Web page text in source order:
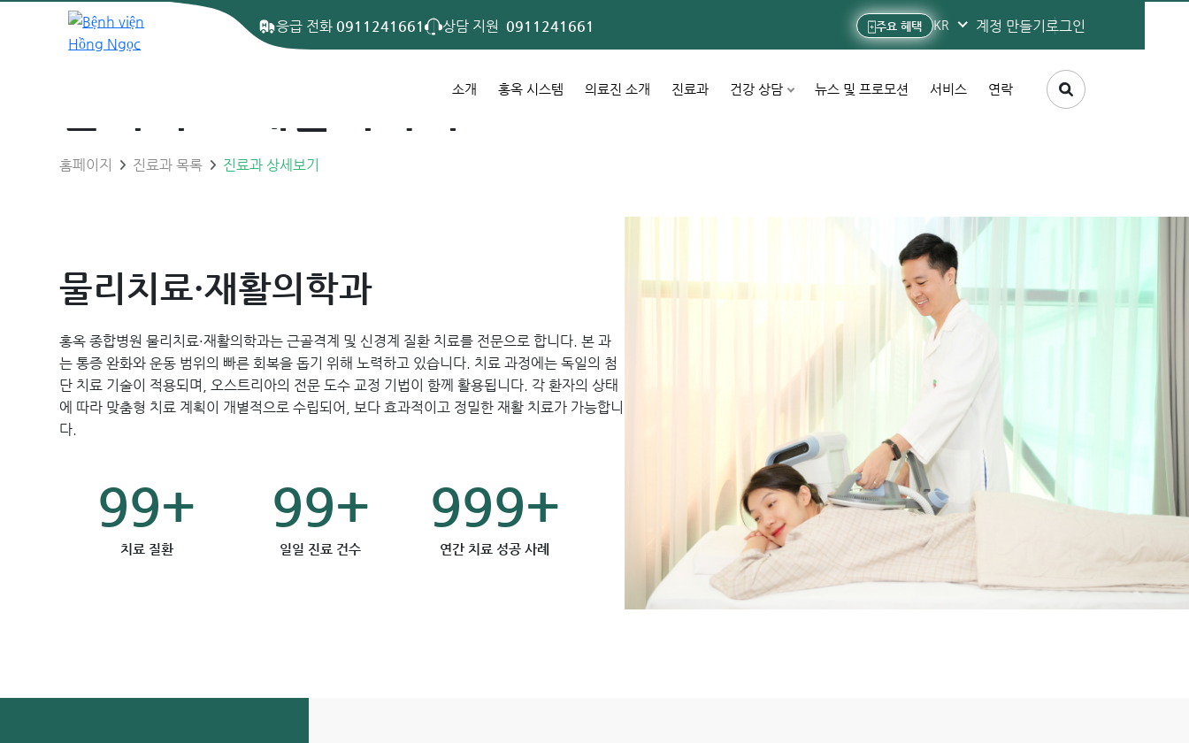
응급 전화 0911241661 상담 지원 0911241661 주요 혜택 KR 계정 만들기 로그인
소개 홍옥 시스템 의료진 소개 진료과 건강 상담 뉴스 및 프로모션 서비스 연락
물리치료·재활의학과
홈페이지 진료과 목록 진료과 상세보기
물리치료·재활의학과
홍옥 종합병원 물리치료·재활의학과는 근골격계 및 신경계 질환 치료를 전문으로 합니다. 본 과
는 통증 완화와 운동 범위의 빠른 회복을 돕기 위해 노력하고 있습니다. 치료 과정에는 독일의 첨
단 치료 기술이 적용되며, 오스트리아의 전문 도수 교정 기법이 함께 활용됩니다. 각 환자의 상태
에 따라 맞춤형 치료 계획이 개별적으로 수립되어, 보다 효과적이고 정밀한 재활 치료가 가능합니
다.
99+
치료 질환
99+
일일 진료 건수
999+
연간 치료 성공 사례